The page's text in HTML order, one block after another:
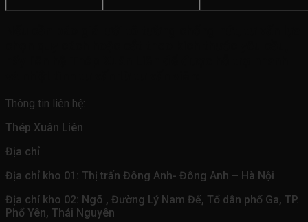
Thông tin liên hệ:
Thép Xuân Liên
Địa chỉ
Địa chỉ kho 01: Thị trấn Đông Anh- Đông Anh – Hà Nội
Địa chỉ kho 02: Ngõ , Đường Lý Nam Đế, Tổ dân phố Ga, TP.
Phổ Yên, Thái Nguyên